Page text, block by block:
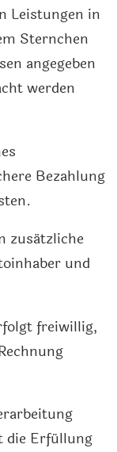
Leistungen in
Sternchen
angegeben
werden
Bezahlung
zusätzliche
und
freiwillig,
die Erfüllung